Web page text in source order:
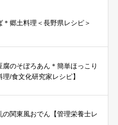
＊郷土料理＜長野県レシピ＞
腐のそぼろあん＊簡単ほっこり
理/食文化研究家レシピ】
の関東風おでん【管理栄養士レ